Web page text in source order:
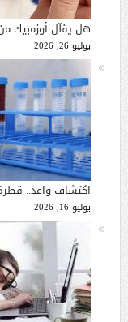
هل يقلّل أوزمبيك
يوليو 26, 2026
اكتشاف واعد..
يوليو 16, 2026